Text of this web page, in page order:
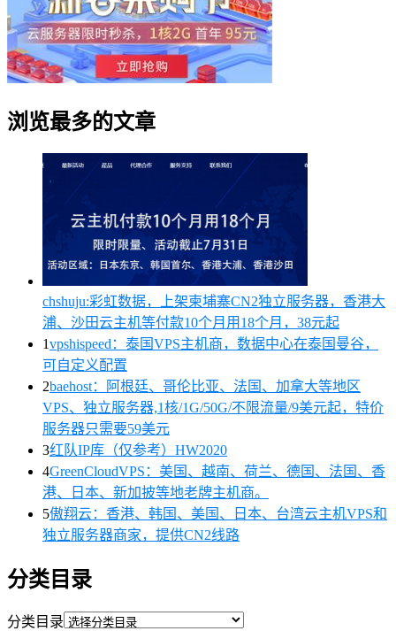
浏览最多的文章
chshuju:彩虹数据，上架柬埔寨CN2独立服务器，香港大
浦、沙田云主机等付款10个月用18个月，38元起
1vpshispeed：泰国VPS主机商，数据中心在泰国曼谷，
可自定义配置
2baehost：阿根廷、哥伦比亚、法国、加拿大等地区
VPS、独立服务器,1核/1G/50G/不限流量/9美元起，特价
服务器只需要59美元
3红队IP库（仅参考）HW2020
4GreenCloudVPS：美国、越南、荷兰、德国、法国、香
港、日本、新加披等地老牌主机商。
5傲翔云：香港、韩国、美国、日本、台湾云主机VPS和
独立服务器商家，提供CN2线路
分类目录
分类目录